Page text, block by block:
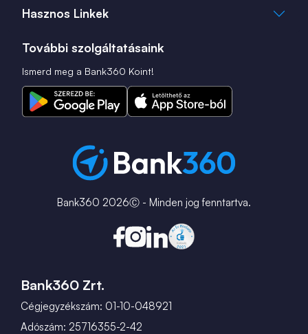
Hasznos Linkek
További szolgáltatásaink
Ismerd meg a Bank360 Koint!
Bank360 2026Ⓒ - Minden jog fenntartva.
Bank360 Zrt.
Cégjegyzékszám: 01-10-048921
Adószám: 25716355-2-42